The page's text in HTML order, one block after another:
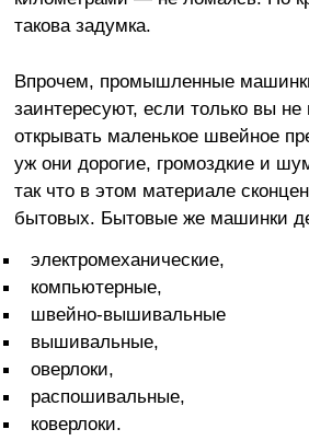
такова задумка.
Впрочем, промышленные
заинтересуют, если только вы
открывать маленькое швейное
уж они дорогие, громоздкие и
так что в этом материале
бытовых. Бытовые же машинки
электромеханические,
компьютерные,
швейно-вышивальные
вышивальные,
оверлоки,
распошивальные,
коверлоки.